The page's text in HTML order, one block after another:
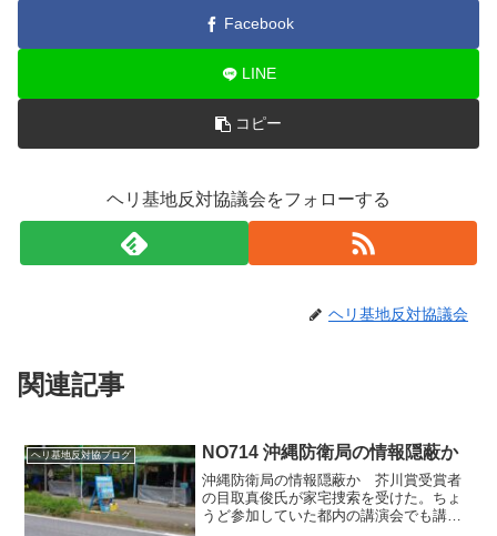
Facebook
LINE
コピー
ヘリ基地反対協議会をフォローする
ヘリ基地反対協議会
関連記事
ヘリ基地反対協ブログ NO714 沖縄防衛局の情報隠蔽か
沖縄防衛局の情報隠蔽か 芥川賞受賞者
の目取真俊氏が家宅捜索を受けた。ちょ
うど参加していた都内の講演会でも講師